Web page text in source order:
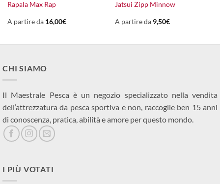
Rapala Max Rap
A partire da 16,00€
Jatsui Zipp Minnow
A partire da 9,50€
CHI SIAMO
Il Maestrale Pesca è un negozio specializzato nella vendita
dell’attrezzatura da pesca sportiva e non, raccoglie ben 15 anni
di conoscenza, pratica, abilità e amore per questo mondo.
I PIÙ VOTATI